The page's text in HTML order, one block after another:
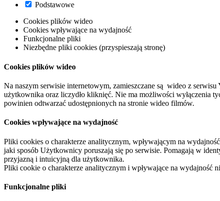
Podstawowe
Cookies plików wideo
Cookies wpływające na wydajność
Funkcjonalne pliki
Niezbędne pliki cookies (przyspieszają stronę)
Cookies plików wideo
Na naszym serwisie internetowym, zamieszczane są wideo z
użytkownika oraz liczydło kliknięć. Nie ma możliwości wyłączenia
powinien odtwarzać udostępnionych na stronie wideo filmów.
Cookies wpływające na wydajność
Pliki cookies o charakterze analitycznym, wpływającym na
jaki sposób Użytkownicy poruszają się po serwisie. Pomagają w
przyjazną i intuicyjną dla użytkownika.
Pliki cookie o charakterze analitycznym i wpływające na wydajność
Funkcjonalne pliki